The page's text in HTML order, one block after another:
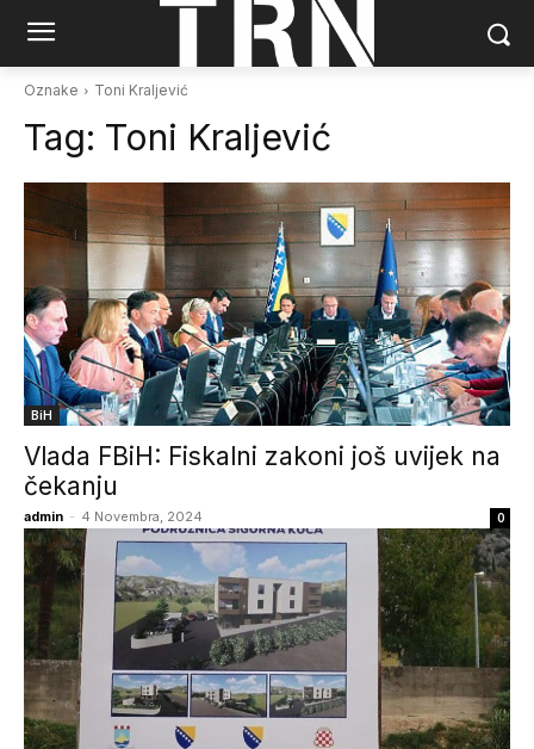
Oznake Toni Kraljević
Tag: Toni Kraljević
BiH
Vlada FBiH: Fiskalni zakoni još uvijek na
čekanju
admin - 4 Novembra, 2024 0